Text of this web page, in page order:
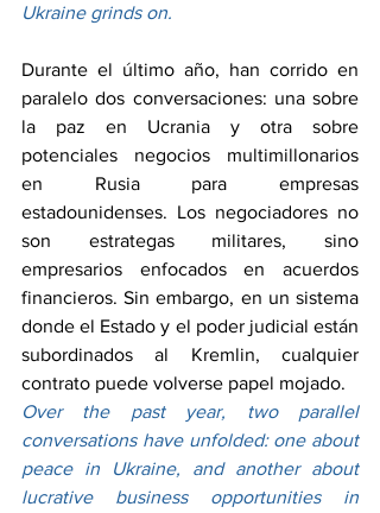
Ukraine grinds on.
Durante el último año, han corrido en
paralelo dos conversaciones: una sobre
la paz en Ucrania y otra sobre
potenciales negocios multimillonarios
en Rusia para empresas
estadounidenses. Los negociadores no
son estrategas militares, sino
empresarios enfocados en acuerdos
financieros. Sin embargo, en un sistema
donde el Estado y el poder judicial están
subordinados al Kremlin, cualquier
contrato puede volverse papel mojado.
Over the past year, two parallel
conversations have unfolded: one about
peace in Ukraine, and another about
lucrative business opportunities in